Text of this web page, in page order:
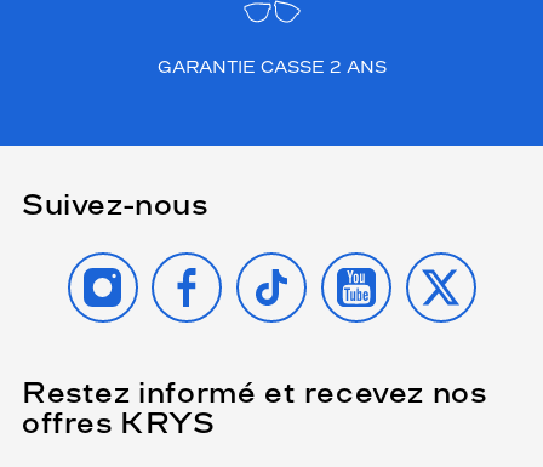
GARANTIE CASSE 2 ANS
Suivez-nous
INSTAGRAMFACEBOOK
TIKTOK YOUTUBE
X
Restez informé et recevez nos
offres KRYS
Name
(Ce
champ
est